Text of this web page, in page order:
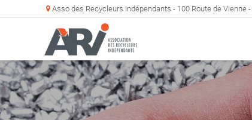
Asso des Recycleurs Indépendants - 100 Route de Vienne -